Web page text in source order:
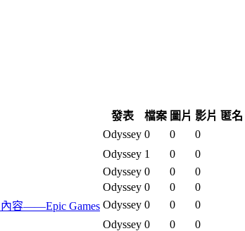
發表 檔案 圖片 影片 匿名
Odyssey 0 0 0
Odyssey 1 0 0
Odyssey 0 0 0
Odyssey 0 0 0
內容——Epic Games Odyssey 0 0 0
Odyssey 0 0 0